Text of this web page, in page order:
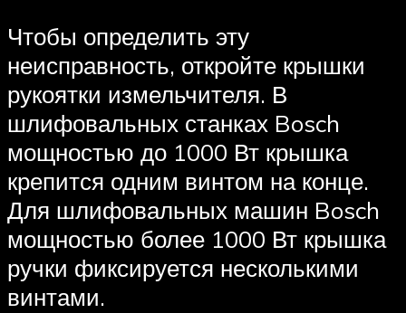
Чтобы определить эту
неисправность, откройте крышки
рукоятки измельчителя. В
шлифовальных станках Bosch
мощностью до 1000 Вт крышка
крепится одним винтом на конце.
Для шлифовальных машин Bosch
мощностью более 1000 Вт крышка
ручки фиксируется несколькими
винтами.